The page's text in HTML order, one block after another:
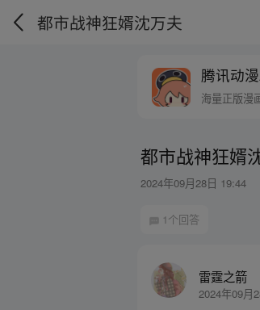
都市战神狂婿沈万夫
腾讯动
海量正版漫
都市战神狂婿
2024年09月28日 19:44
1个回答
雷霆之箭
2024年09月